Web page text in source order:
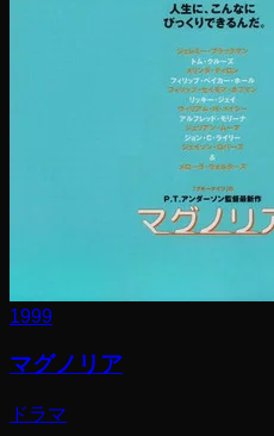
1999
マグノリア
ドラマ